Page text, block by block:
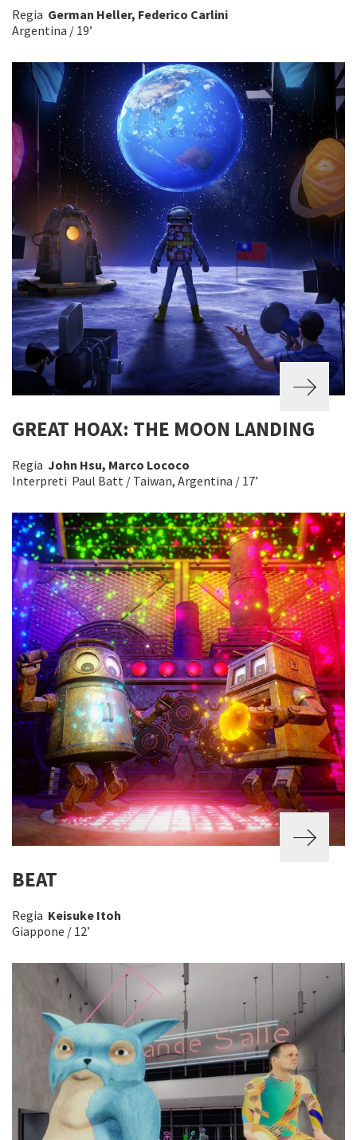
Regia German Heller, Federico Carlini
Argentina / 19’
GREAT HOAX: THE MOON LANDING
Regia John Hsu, Marco Lococo
Interpreti Paul Batt / Taiwan, Argentina / 17’
BEAT
Regia Keisuke Itoh
Giappone / 12’